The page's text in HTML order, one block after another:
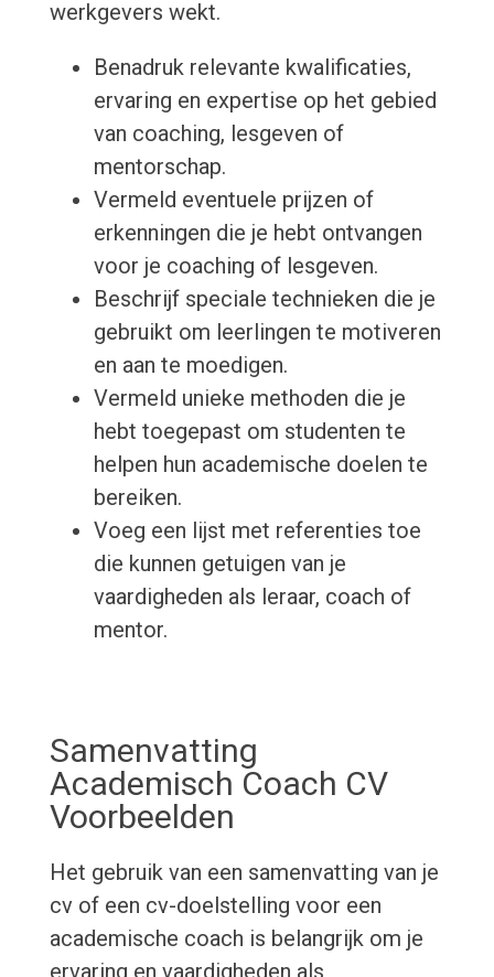
werkgevers wekt.
Benadruk relevante kwalificaties,
ervaring en expertise op het gebied
van coaching, lesgeven of
mentorschap.
Vermeld eventuele prijzen of
erkenningen die je hebt ontvangen
voor je coaching of lesgeven.
Beschrijf speciale technieken die je
gebruikt om leerlingen te motiveren
en aan te moedigen.
Vermeld unieke methoden die je
hebt toegepast om studenten te
helpen hun academische doelen te
bereiken.
Voeg een lijst met referenties toe
die kunnen getuigen van je
vaardigheden als leraar, coach of
mentor.
Samenvatting
Academisch Coach CV
Voorbeelden
Het gebruik van een samenvatting van je
cv of een cv-doelstelling voor een
academische coach is belangrijk om je
ervaring en vaardigheden als